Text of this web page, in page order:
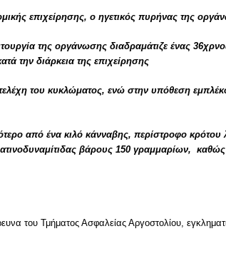
επιχείρησης, ο ηγετικός πυρήνας της
της οργάνωσης διαδραμάτιζε ένας
την διάρκεια της επιχείρησης
του κυκλώματος, ενώ στην υπόθεση
από ένα κιλό κάνναβης, περίστροφο κρότου
βάρους 150 γραμμαρίων,
του Τμήματος Ασφαλείας Αργοστολίου,